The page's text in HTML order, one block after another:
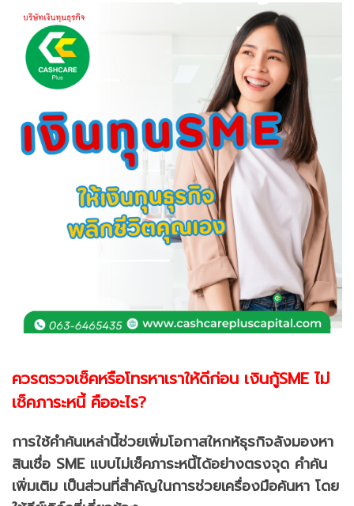
ควรตรวจเช็คหรือโทรหาเราให้ดีก่อน เงินกู้SME ไม่
เช็คภาระหนี้ คืออะไร?
การใช้คำค้นเหล่านี้ช่วยเพิ่มโอกาสใหกห้ธุรกิจลังมองหา
สินเชื่อ SME แบบไม่เช็คภาระหนี้ได้อย่างตรงจุด คำค้น
เพิ่มเติม เป็นส่วนที่สำคัญในการช่วยเครื่องมือค้นหา โดย